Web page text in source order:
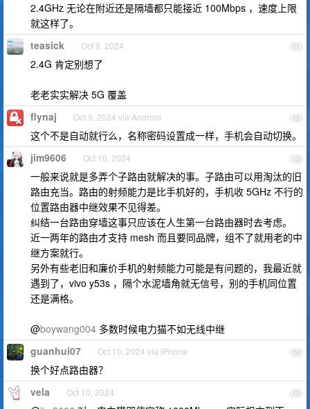
2.4GHz 无论在附近还是隔墙都只能接近 100Mbps ，速度上限
就这样了。
11
teasick Oct 9, 2024
2.4G 肯定别想了
老老实实解决 5G 覆盖
12
flynaj Oct 9, 2024 via Android
这个不是自动就行么，名称密码设置成一样，手机会自动切换。
13
jim9606 Oct 10, 2024
一般来说就是多弄个子路由就解决的事。子路由可以用淘汰的旧
路由充当。路由的射频能力是比手机好的，手机收 5GHz 不行的
位置路由器中继效果不见得差。
纠结一台路由穿墙这事只应该在人生第一台路由器时去考虑。
近一两年的路由才支持 mesh 而且要同品牌，组不了就用老的中
继方案就行。
另外有些老旧和廉价手机的射频能力可能是有问题的，我最近就
遇到了，vivo y53s ，隔个水泥墙角就无信号，别的手机同位置
还是满格。
@boywang004 多数时候电力猫不如无线中继
14
guanhui07 Oct 10, 2024 via iPhone
换个好点路由器？
15
vela Oct 10, 2024